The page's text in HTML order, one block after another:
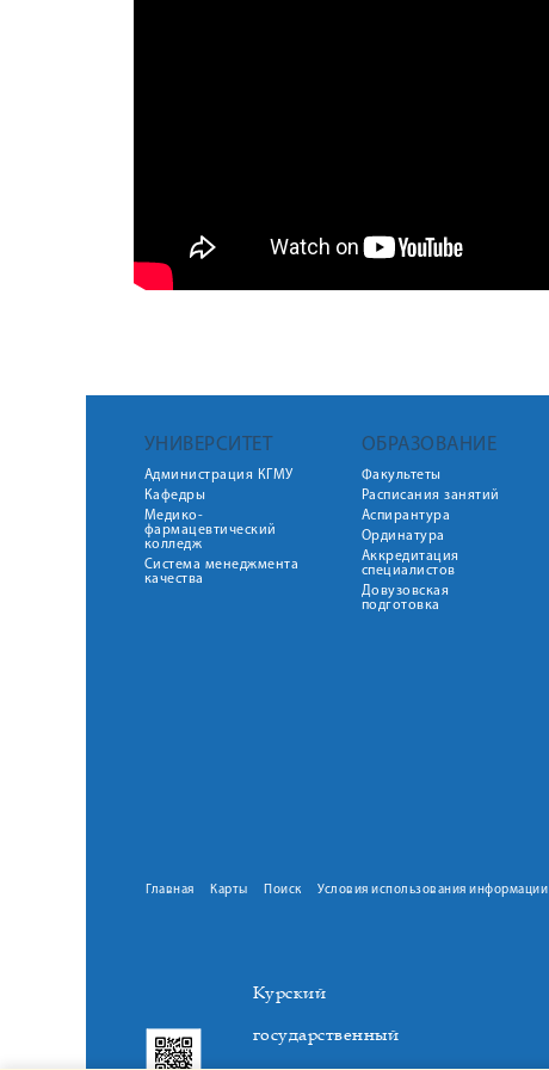
УНИВЕРСИТЕТ
Администрация КГМУ
Кафедры
Медико-
фармацевтический
колледж
Система менеджмента
качества
ОБРАЗОВАНИЕ
Факультеты
Расписания занятий
Аспирантура
Ординатура
Аккредитация
специалистов
Довузовская
подготовка
Главная Карты Поиск Условия использования информации
Курский
государственный